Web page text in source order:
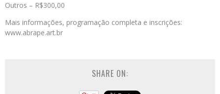
Outros – R$300,00
Mais informações, programação completa e inscrições:
www.abrape.art.br
SHARE ON: